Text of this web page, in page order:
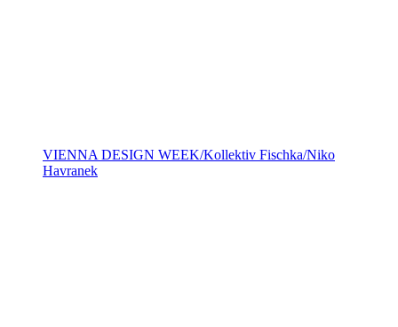
VIENNA DESIGN WEEK/Kollektiv Fischka/Niko
Havranek